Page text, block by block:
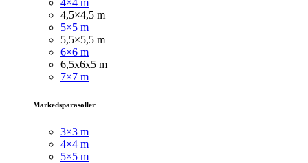
4,5×4,5 m
5×5 m
5,5×5,5 m
6×6 m
6,5x6x5 m
7×7 m
Markedsparasoller
3×3 m
4×4 m
5×5 m